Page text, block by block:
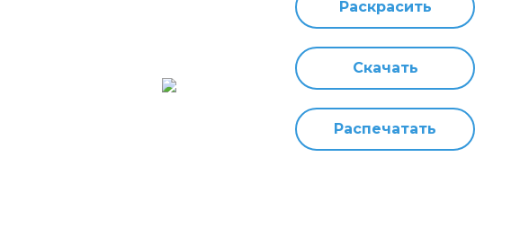
Раскрасить
Скачать
Распечатать